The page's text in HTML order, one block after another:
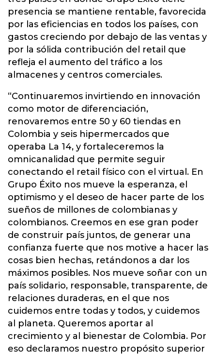
presencia se mantiene rentable, favorecida
por las eficiencias en todos los países, con
gastos creciendo por debajo de las ventas y
por la sólida contribución del retail que
refleja el aumento del tráfico a los
almacenes y centros comerciales.
“Continuaremos invirtiendo en innovación
como motor de diferenciación,
renovaremos entre 50 y 60 tiendas en
Colombia y seis hipermercados que
operaba La 14, y fortaleceremos la
omnicanalidad que permite seguir
conectando el retail físico con el virtual. En
Grupo Éxito nos mueve la esperanza, el
optimismo y el deseo de hacer parte de los
sueños de millones de colombianas y
colombianos. Creemos en ese gran poder
de construir país juntos, de generar una
confianza fuerte que nos motive a hacer las
cosas bien hechas, retándonos a dar los
máximos posibles. Nos mueve soñar con un
país solidario, responsable, transparente, de
relaciones duraderas, en el que nos
cuidemos entre todas y todos, y cuidemos
al planeta. Queremos aportar al
crecimiento y al bienestar de Colombia. Por
eso declaramos nuestro propósito superior